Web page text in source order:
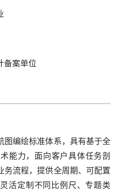
备案单位
图编绘标准体系，具有基于全
能力，面向客户具体任务剖
务流程，提供全周期、可配置
活定制不同比例尺、专题类